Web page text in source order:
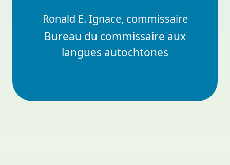
Ronald E. Ignace, commissaire
Bureau du commissaire aux
langues autochtones